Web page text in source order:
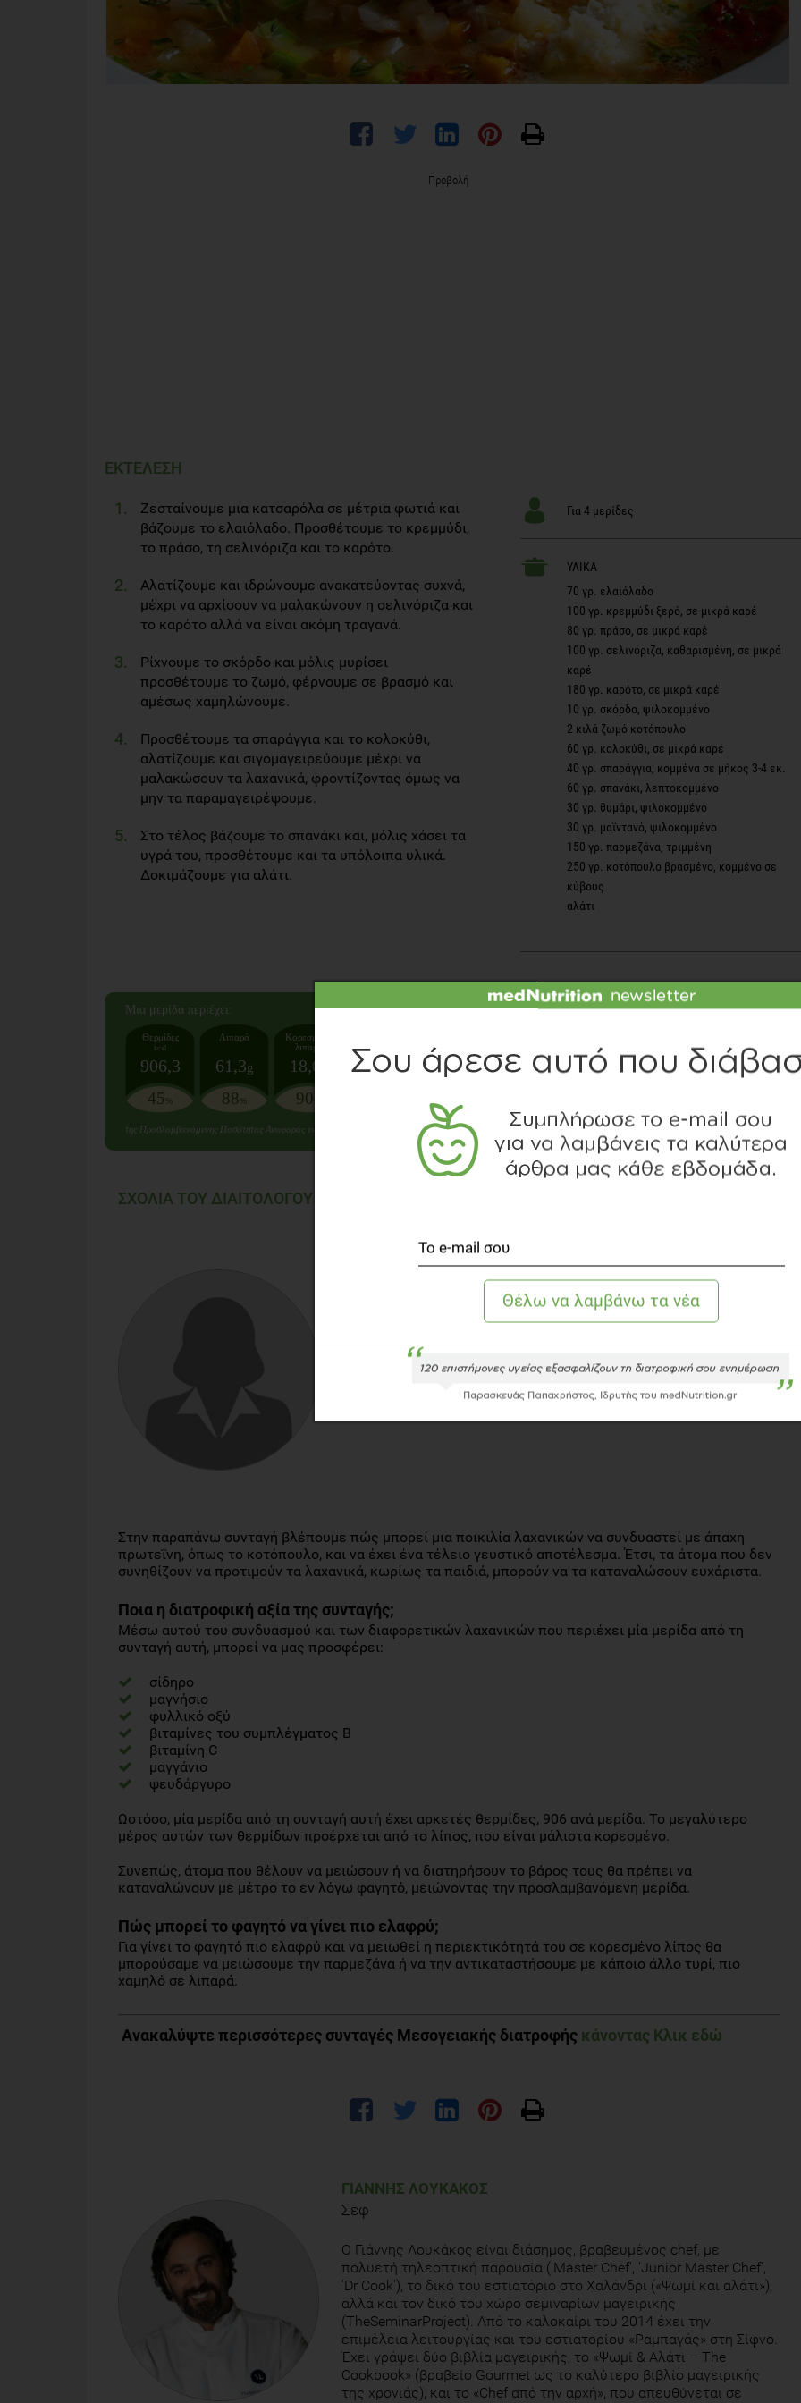
Προβολή
ΕΚΤΕΛΕΣΗ
Ζεσταίνουμε μια κατσαρόλα σε μέτρια φωτιά και
βάζουμε το ελαιόλαδο. Προσθέτουμε το κρεμμύδι,
το πράσο, τη σελινόριζα και το καρότο.
Αλατίζουμε και ιδρώνουμε ανακατεύοντας συχνά,
μέχρι να αρχίσουν να μαλακώνουν η σελινόριζα και
το καρότο αλλά να είναι ακόμη τραγανά.
Ρίχνουμε το σκόρδο και μόλις μυρίσει
προσθέτουμε το ζωμό, φέρνουμε σε βρασμό και
αμέσως χαμηλώνουμε.
Προσθέτουμε τα σπαράγγια και το κολοκύθι,
αλατίζουμε και σιγομαγειρεύουμε μέχρι να
μαλακώσουν τα λαχανικά, φροντίζοντας όμως να
μην τα παραμαγειρέψουμε.
Στο τέλος βάζουμε το σπανάκι και, μόλις χάσει τα
υγρά του, προσθέτουμε και τα υπόλοιπα υλικά.
Δοκιμάζουμε για αλάτι.
Για 4 μερίδες
ΥΛΙΚΑ
70 γρ. ελαιόλαδο
100 γρ. κρεμμύδι ξερό, σε μικρά καρέ
80 γρ. πράσο, σε μικρά καρέ
100 γρ. σελινόριζα, καθαρισμένη, σε μικρά
καρέ
180 γρ. καρότο, σε μικρά καρέ
10 γρ. σκόρδο, ψιλοκομμένο
2 κιλά ζωμό κοτόπουλο
60 γρ. κολοκύθι, σε μικρά καρέ
40 γρ. σπαράγγια, κομμένα σε μήκος 3-4 εκ.
60 γρ. σπανάκι, λεπτοκομμένο
30 γρ. θυμάρι, ψιλοκομμένο
30 γρ. μαϊντανό, ψιλοκομμένο
150 γρ. παρμεζάνα, τριμμένη
250 γρ. κοτόπουλο βρασμένο, κομμένο σε
κύβους
αλάτι
Mια μερίδα περιέχει:
Θερμίδες
kcal
906,3
45 %
Λιπαρά
61,3g
88 %
Κορεσμένα
λιπαρά
18,0
90
0g 0,4 g 5,8g
της Προσλαμβανόμενης Ποσότητας Αναφοράς ενός μέσου ενήλικα (2.000 kcal)
ΣΧΟΛΙΑ ΤΟΥ ΔΙΑΙΤΟΛΟΓΟΥ
ΔΉΜΗΤΡΑ ΜΕΛΑΔΆΚΗ
Κλινική Διαιτολόγος - Διατροφολόγος, M.Sc.
Στην παραπάνω συνταγή βλέπουμε πώς μπορεί μια ποικιλία λαχανικών να συνδυαστεί με άπαχη
πρωτεΐνη, όπως το κοτόπουλο, και να έχει ένα τέλειο γευστικό αποτέλεσμα. Έτσι, τα άτομα που δεν
συνηθίζουν να προτιμούν τα λαχανικά, κωρίως τα παιδιά, μπορούν να τα καταναλώσουν ευχάριστα.
Ποια η διατροφική αξία της συνταγής;
Μέσω αυτού του συνδυασμού και των διαφορετικών λαχανικών που περιέχει μία μερίδα από τη
συνταγή αυτή, μπορεί να μας προσφέρει:
σίδηρο
μαγνήσιο
φυλλικό οξύ
βιταμίνες του συμπλέγματος Β
βιταμίνη C
μαγγάνιο
ψευδάργυρο
Ωστόσο, μία μερίδα από τη συνταγή αυτή έχει αρκετές θερμίδες, 906 ανά μερίδα. Το μεγαλύτερο
μέρος αυτών των θερμίδων προέρχεται από το λίπος, που είναι μάλιστα κορεσμένο.
Συνεπώς, άτομα που θέλουν να μειώσουν ή να διατηρήσουν το βάρος τους θα πρέπει να
καταναλώνουν με μέτρο το εν λόγω φαγητό, μειώνοντας την προσλαμβανόμενη μερίδα.
Πώς μπορεί το φαγητό να γίνει πιο ελαφρύ;
Για γίνει το φαγητό πιο ελαφρύ και να μειωθεί η περιεκτικότητά του σε κορεσμένο λίπος θα
μπορούσαμε να μειώσουμε την παρμεζάνα ή να την αντικαταστήσουμε με κάποιο άλλο τυρί, πιο
χαμηλό σε λιπαρά.
Ανακαλύψτε περισσότερες συνταγές Μεσογειακής διατροφής κάνοντας Κλικ εδώ
ΓΙΆΝΝΗΣ ΛΟΥΚΆΚΟΣ
Σεφ
O Γιάννης Λουκάκος είναι διάσημος, βραβευμένος chef, με
πολυετή τηλεοπτική παρουσία ('Master Chef', 'Junior Master Chef',
'Dr Cook'), το δικό του εστιατόριο στο Χαλάνδρι («Ψωμί και αλάτι»),
αλλά και τον δικό του χώρο σεμιναρίων μαγειρικής
(TheSeminarProject). Από το καλοκαίρι του 2014 έχει την
επιμέλεια λειτουργίας και του εστιατορίου «Ραμπαγάς» στη Σίφνο.
Έχει γράψει δύο βιβλία μαγειρικής, το «Ψωμί & Αλάτι – Τhe
Cookbook» (βραβείο Gourmet ως το καλύτερο βιβλίο μαγειρικής
της χρονιάς), και το «Chef από την αρχή», που απευθύνεται σε